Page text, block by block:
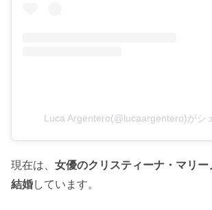
Luca Argentero(@lucaargentero)がシ
現在は、 女優のクリスティーナ・マリー
結婚しています。